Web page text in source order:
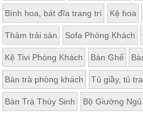
Bình hoa, bát đĩa trang trí Kệ hoa
Thảm trải sàn Sofa Phòng Khách
Kệ Tivi Phòng Khách Bàn Ghế
Bàn trà phòng khách Tủ giầy, tủ
Bàn Trà Thủy Sinh Bộ Giường Ngủ